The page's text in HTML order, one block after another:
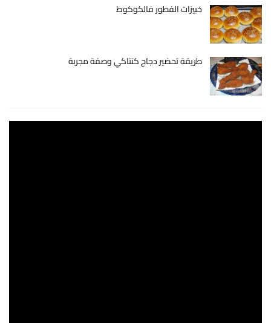
خبيزات الفطور فالكوكوط
طريقة تحضير دجاج كنتاكي وصفة مجربة